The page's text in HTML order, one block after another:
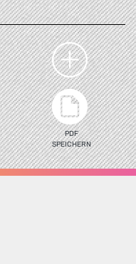
PDF
SPEICHERN